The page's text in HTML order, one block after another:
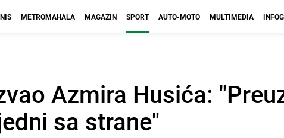
METROMAHALA MAGAZIN SPORT AUTO-MOTO MULTIMEDIA
Azmira Husića:
sa strane"